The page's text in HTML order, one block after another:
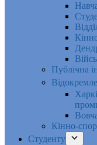
Публічна
Кінно-
Студенту